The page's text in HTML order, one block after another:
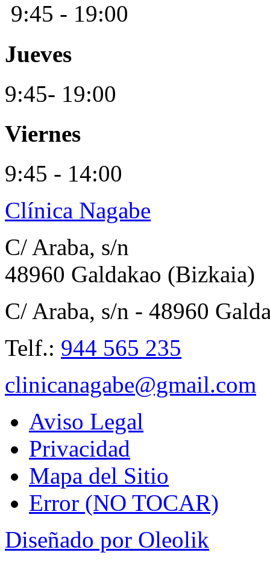
9:45 - 19:00
Jueves
9:45- 19:00
Viernes
9:45 - 14:00
Clínica Nagabe
C/ Araba, s/n
48960 Galdakao (Bizkaia)
C/ Araba, s/n - 48960
Telf.: 944 565 235
clinicanagabe@gmail.com
Aviso Legal
Privacidad
Mapa del Sitio
Error (NO TOCAR)
Diseñado por Oleolik